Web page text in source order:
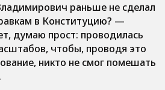
раньше не сделал
в Конституцию? —
думаю прост: проводилась
чтобы, проводя это
никто не смог помешать